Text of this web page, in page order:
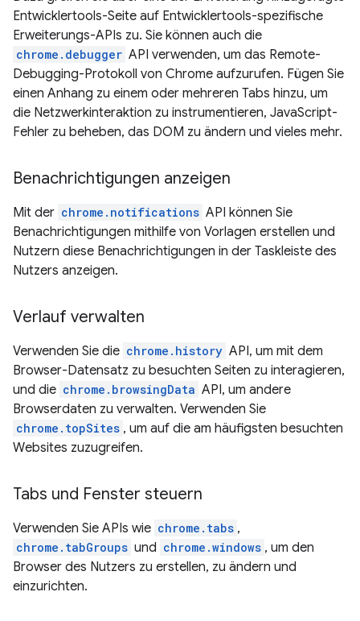
Entwicklertools-Seite auf Entwicklertools-spezifische
Erweiterungs-APIs zu. Sie können auch die
chrome.debugger API verwenden, um das Remote-
Debugging-Protokoll von Chrome aufzurufen. Fügen Sie
einen Anhang zu einem oder mehreren Tabs hinzu, um
die Netzwerkinteraktion zu instrumentieren, JavaScript-
Fehler zu beheben, das DOM zu ändern und vieles mehr.
Benachrichtigungen anzeigen
Mit der chrome.notifications API können Sie
Benachrichtigungen mithilfe von Vorlagen erstellen und
Nutzern diese Benachrichtigungen in der Taskleiste des
Nutzers anzeigen.
Verlauf verwalten
Verwenden Sie die chrome.history API, um mit dem
Browser-Datensatz zu besuchten Seiten zu interagieren,
und die chrome.browsingData API, um andere
Browserdaten zu verwalten. Verwenden Sie
chrome.topSites , um auf die am häufigsten besuchten
Websites zuzugreifen.
Tabs und Fenster steuern
Verwenden Sie APIs wie chrome.tabs ,
chrome.tabGroups und chrome.windows , um den
Browser des Nutzers zu erstellen, zu ändern und
einzurichten.